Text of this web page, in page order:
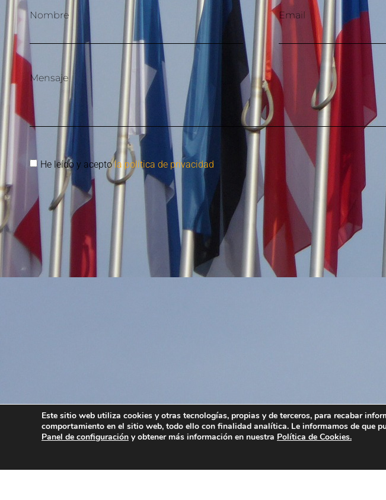
Nombre Email
Mensaje
He leído y aceptola política de privacidad
Este sitio web utiliza cookies y otras tecnologías, propias y de terceros, para recabar
comportamiento en el sitio web, todo ello con finalidad analítica. Le informamos de que
Panel de configuración y obtener más información en nuestra Política de Cookies.